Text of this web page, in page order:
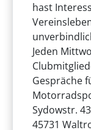
hast
Jeden
Gespräche
Sydowstr. 43
45731